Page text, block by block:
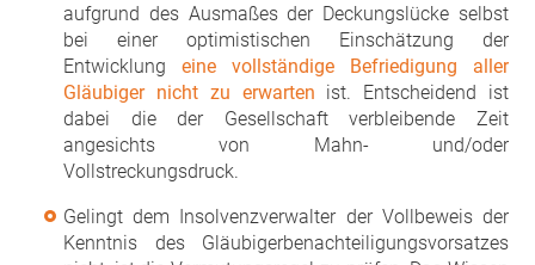
aufgrund des Ausmaßes der Deckungslücke selbst
bei einer optimistischen Einschätzung der
Entwicklung eine vollständige Befriedigung aller
Gläubiger nicht zu erwarten ist. Entscheidend ist
dabei die der Gesellschaft verbleibende Zeit
angesichts von Mahn- und/oder
Vollstreckungsdruck.
Gelingt dem Insolvenzverwalter der Vollbeweis der
Kenntnis des Gläubigerbenachteiligungsvorsatzes